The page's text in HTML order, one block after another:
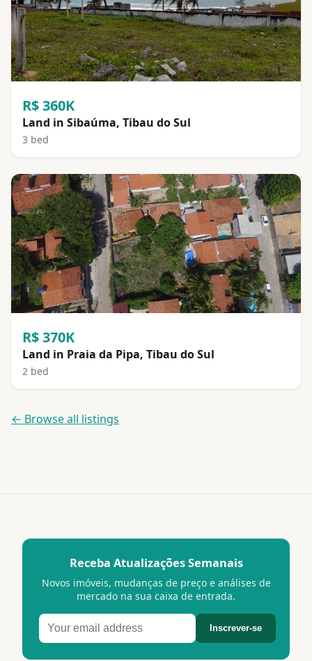
R$ 360K
Land in Sibaúma, Tibau do Sul
3 bed
R$ 370K
Land in Praia da Pipa, Tibau do Sul
2 bed
← Browse all listings
Receba Atualizações Semanais
Novos imóveis, mudanças de preço e análises de
mercado na sua caixa de entrada.
Inscrever-se